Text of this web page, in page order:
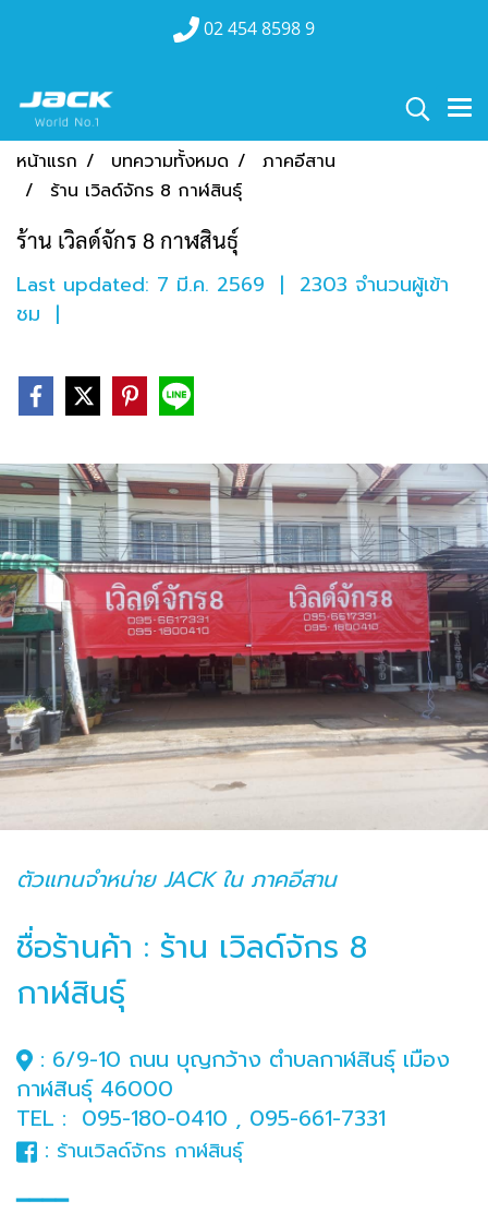
02 454 8598 9
หน้าแรก บทความทั้งหมด
ภาคอีสาน
ร้าน เวิลด์จักร 8 กาฬสินธุ์
ร้าน เวิลด์จักร 8 กาฬสินธุ์
Last updated: 7 มี.ค. 2569 | 2303 จำนวนผู้เข้า
ชม |
ตัวแทนจำหน่าย JACK ใน ภาคอีสาน
ชื่อร้านค้า : ร้าน เวิลด์จักร 8
กาฬสินธุ์
: 6/9-10 ถนน บุญกว้าง ตำบลกาฬสินธุ์ เมือง
กาฬสินธุ์ 46000
TEL : 095-180-0410 , 095-661-7331
: ร้านเวิลด์จักร กาฬสินธุ์
━━━━